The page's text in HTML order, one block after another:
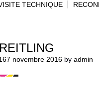
TECHNIQUE
7 novembre 2016 by admin